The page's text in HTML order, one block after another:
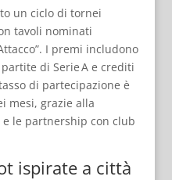
un ciclo di tornei
tavoli nominati
I premi includono
di Serie A e crediti
di partecipazione è
mesi, grazie alla
le partnership con club
ispirate a città